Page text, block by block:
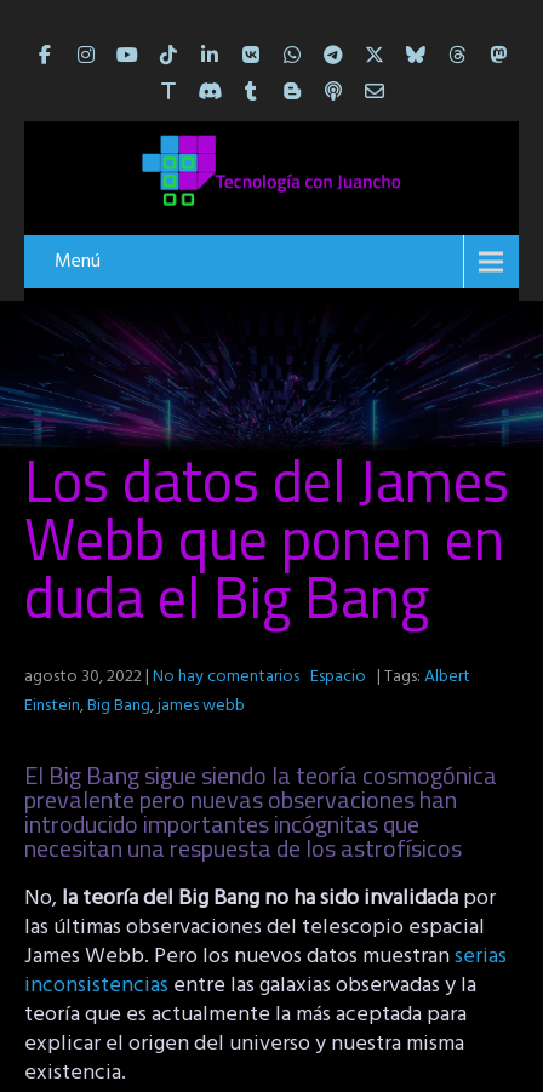
Menú
Los datos del James
Webb que ponen en
duda el Big Bang
agosto 30, 2022|No hay comentarios Espacio | Tags:Albert
Einstein,Big Bang,james webb
El Big Bang sigue siendo la teoría cosmogónica
prevalente pero nuevas observaciones han
introducido importantes incógnitas que
necesitan una respuesta de los astrofísicos
No,la teoría del Big Bang no ha sido invalidadapor
las últimas observaciones del telescopio espacial
James Webb. Pero los nuevos datos muestranserias
inconsistencias entre las galaxias observadas y la
teoría que es actualmente la más aceptada para
explicar el origen del universo y nuestra misma
existencia.